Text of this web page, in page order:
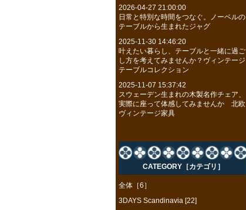
2026-04-27 21:00:00
日常と特別な時間をつなぐ。ノーベルの
テーブルから生まれたジャグ
2025-11-30 14:46:20
叶えたい暮らし、テーブルと一緒に過ご
し方を考えてみませんか？ヴィンテージ
テーブルコレクション
2025-11-07 15:37:42
スウェーデン生まれの木製名作チェア、
実際に座って体感してみませんか 北欧
ヴィンテージ家具
CATEGORY［カテゴリ］
全体［6］
3DAYS Scandinavia [22]